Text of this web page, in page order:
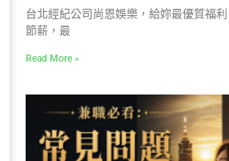
台北經紀公司尚恩娛樂，給妳最優質福
節薪，最
Read More »